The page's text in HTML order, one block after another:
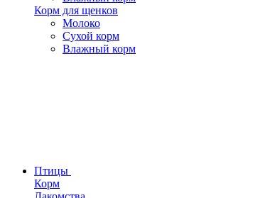
Корм для щенков
Молоко
Сухой корм
Влажный корм
Птицы
Корм